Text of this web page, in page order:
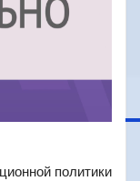
политики